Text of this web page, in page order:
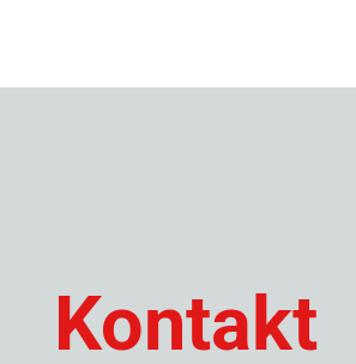
Kontakt